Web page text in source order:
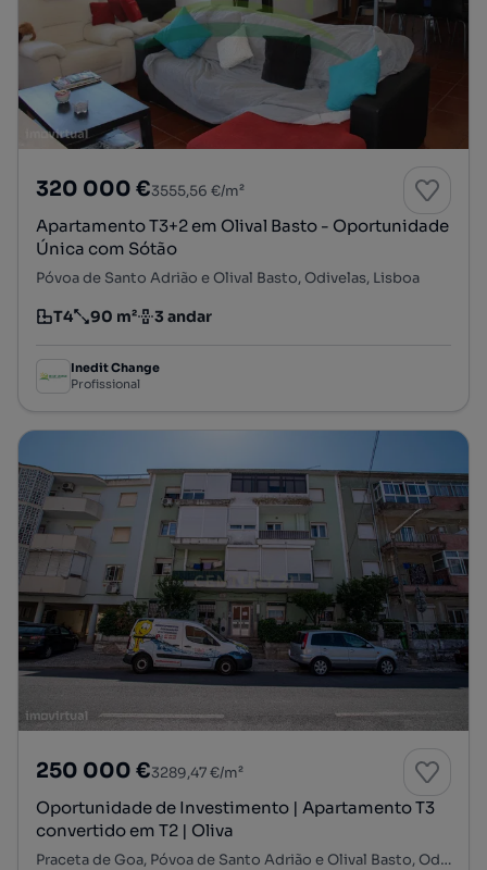
320 000 €3555,56 €/m²
Apartamento T3+2 em Olival Basto - Oportunidade
Única com Sótão
Póvoa de Santo Adrião e Olival Basto, Odivelas, Lisboa
Tipologia
T4
Preço por metro quadrado
90 m²
Andar 3 andar
Inedit Change
Profissional
250 000 €3289,47 €/m²
Oportunidade de Investimento | Apartamento T3
convertido em T2 | Oliva
Praceta de Goa, Póvoa de Santo Adrião e Olival Basto, Odivelas, Lisboa